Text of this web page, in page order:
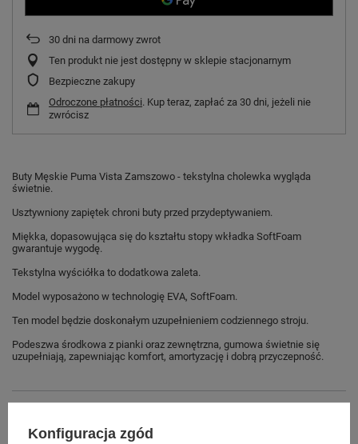
30 dni na darmowy zwrot
Ten produkt nie jest dostępny w sklepie stacjonarnym
Bezpieczne zakupy
Odroczone płatności. Kup teraz, zapłać za 30 dni, jeżeli nie
zwrócisz
Buty Męskie Puma Vista Zamszowo - tekstylna cholewka wygląda
świetnie.
Usztywniony zapiętek chroni buty przed przydeptywaniem.
Miękka, dopasowująca się do kształtu stopy wkładka SoftFoam
gwarantuje wygodę.
Tekstylna wyściółka to dodatkowa zaleta.
Model wyposażono w technologię EVA, SoftFoam.
Ten model będzie doskonałym uzupełnieniem codziennego stroju.
Podeszwa środkowa z pianki oraz zewnętrzna, gumowa świetnie się
uzupełniają, zapewniając komfort, amortyzację i dobrą przyczepność.
Symbol
Konfiguracja zgód